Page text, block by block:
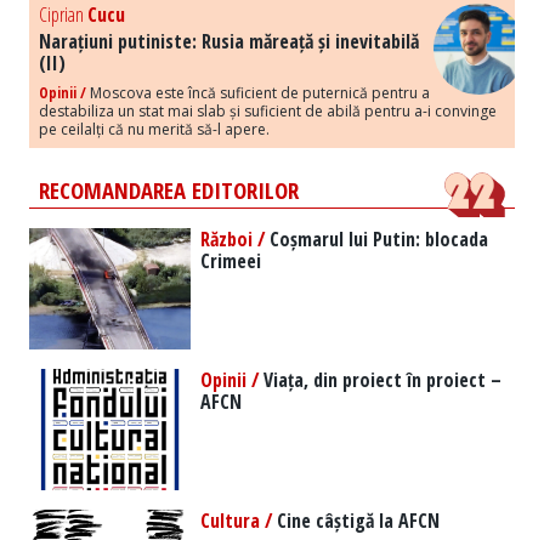
Ciprian Cucu
Narațiuni putiniste: Rusia măreață și inevitabilă
(II)
Opinii / Moscova este încă suficient de puternică pentru a
destabiliza un stat mai slab și suficient de abilă pentru a-i convinge
pe ceilalți că nu merită să-l apere.
RECOMANDAREA EDITORILOR
Război /Coșmarul lui Putin: blocada
Crimeei
Opinii /Viața, din proiect în proiect –
AFCN
Cultura /Cine câștigă la AFCN